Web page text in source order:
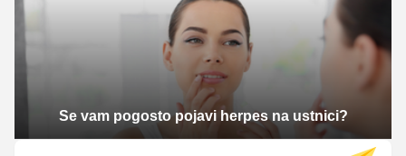
Se vam pogosto pojavi herpes na ustnici?